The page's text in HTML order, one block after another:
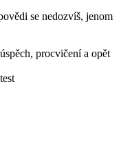
se nedozvíš, jenom
procvičení a opět